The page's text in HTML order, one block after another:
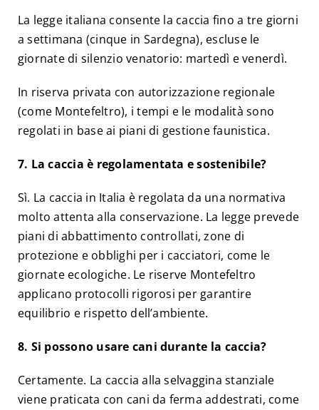
La legge italiana consente la caccia fino a tre giorni
a settimana (cinque in Sardegna), escluse le
giornate di silenzio venatorio: martedì e venerdì.
In riserva privata con autorizzazione regionale
(come Montefeltro), i tempi e le modalità sono
regolati in base ai piani di gestione faunistica.
7. La caccia è regolamentata e sostenibile?
Sì. La caccia in Italia è regolata da una normativa
molto attenta alla conservazione. La legge prevede
piani di abbattimento controllati, zone di
protezione e obblighi per i cacciatori, come le
giornate ecologiche. Le riserve Montefeltro
applicano protocolli rigorosi per garantire
equilibrio e rispetto dell’ambiente.
8. Si possono usare cani durante la caccia?
Certamente. La caccia alla selvaggina stanziale
viene praticata con cani da ferma addestrati, come